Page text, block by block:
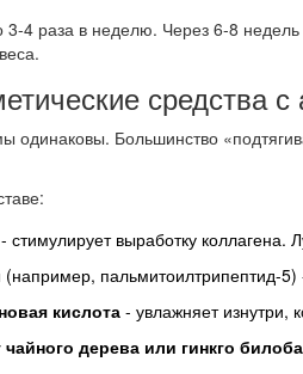
3-4 раза в неделю. Через 6-8
средства
одинаковы. Большинство
- стимулирует выработку коллагена.
(например, пальмитоилтрипептид-
кислота - увлажняет изнутри,
чайного дерева или гинкго билоба